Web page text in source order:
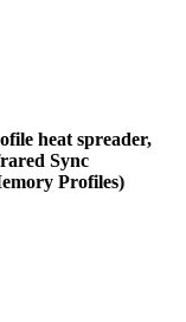
heat spreader,
Sync
Profiles)